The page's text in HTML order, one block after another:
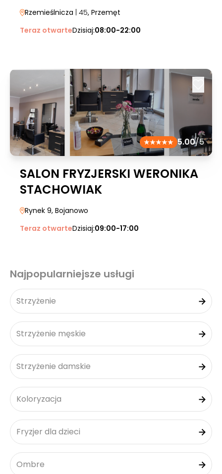
Rzemieślnicza | 45, Przemęt
Teraz otwarteDzisiaj:08:00-22:00
5.00/5
SALON FRYZJERSKI WERONIKA
STACHOWIAK
Rynek 9, Bojanowo
Teraz otwarteDzisiaj:09:00-17:00
Najpopularniejsze usługi
Strzyżenie
Strzyżenie męskie
Strzyżenie damskie
Koloryzacja
Fryzjer dla dzieci
Ombre